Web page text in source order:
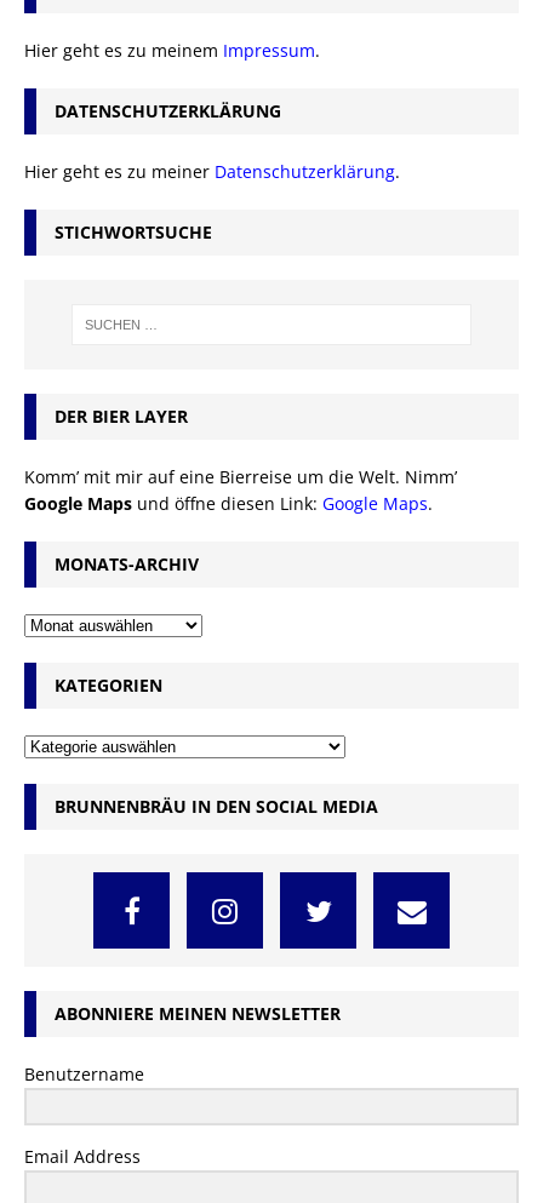
Hier geht es zu meinem Impressum.
DATENSCHUTZERKLÄRUNG
Hier geht es zu meiner Datenschutzerklärung.
STICHWORTSUCHE
DER BIER LAYER
Komm’ mit mir auf eine Bierreise um die Welt. Nimm’
Google Maps und öffne diesen Link: Google Maps.
MONATS-ARCHIV
KATEGORIEN
BRUNNENBRÄU IN DEN SOCIAL MEDIA
ABONNIERE MEINEN NEWSLETTER
Benutzername
Email Address